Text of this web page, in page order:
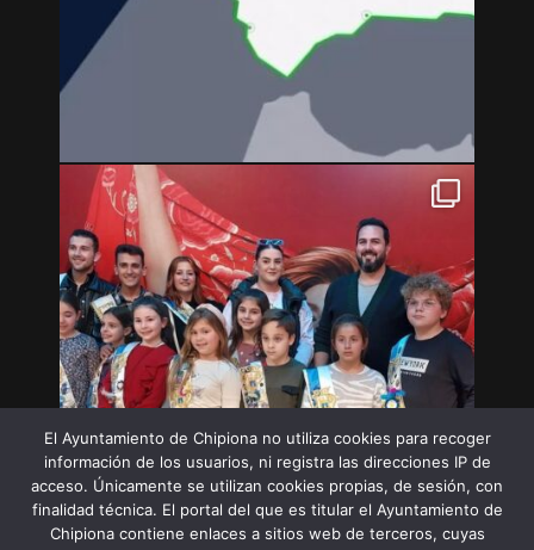
El Ayuntamiento de Chipiona no utiliza cookies para recoger
información de los usuarios, ni registra las direcciones IP de
acceso. Únicamente se utilizan cookies propias, de sesión, con
finalidad técnica. El portal del que es titular el Ayuntamiento de
Chipiona contiene enlaces a sitios web de terceros, cuyas